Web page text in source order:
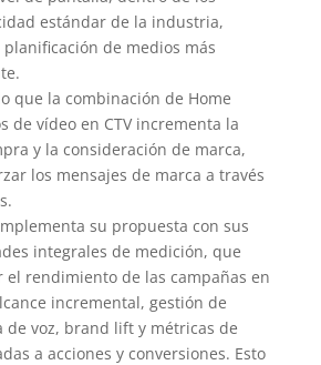
estándar de la industria,
de medios más
que la combinación de Home
de vídeo en CTV incrementa la
y la consideración de marca,
los mensajes de marca a través
su propuesta con sus
integrales de medición, que
el rendimiento de las campañas en
incremental, gestión de
de voz, brand lift y métricas de
a acciones y conversiones. Esto